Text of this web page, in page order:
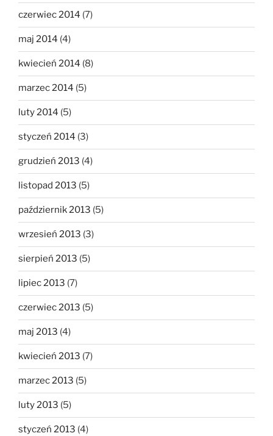
czerwiec 2014 (7)
maj 2014 (4)
kwiecień 2014 (8)
marzec 2014 (5)
luty 2014 (5)
styczeń 2014 (3)
grudzień 2013 (4)
listopad 2013 (5)
październik 2013 (5)
wrzesień 2013 (3)
sierpień 2013 (5)
lipiec 2013 (7)
czerwiec 2013 (5)
maj 2013 (4)
kwiecień 2013 (7)
marzec 2013 (5)
luty 2013 (5)
styczeń 2013 (4)